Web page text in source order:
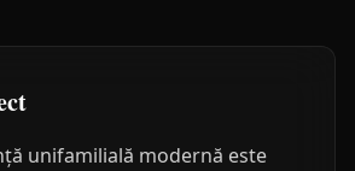
unifamilială modernă este